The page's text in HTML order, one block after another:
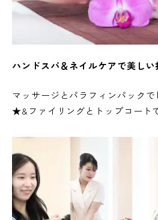
ハンドスパ＆ネイルケアで美しい
マッサージとパラフィンパック
★&ファイリングとトップコート